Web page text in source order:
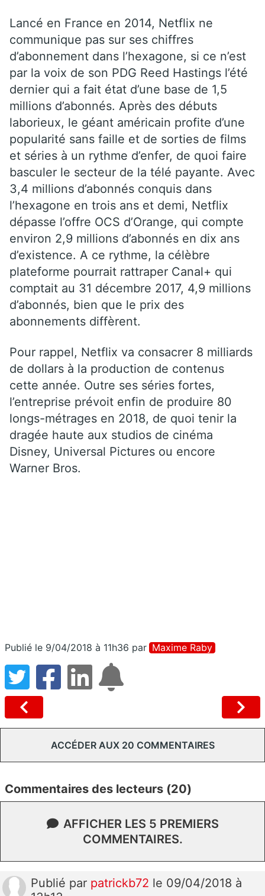
Lancé en France en 2014, Netflix ne
communique pas sur ses chiffres
d’abonnement dans l’hexagone, si ce n’est
par la voix de son PDG Reed Hastings l’été
dernier qui a fait état d’une base de 1,5
millions d’abonnés. Après des débuts
laborieux, le géant américain profite d’une
popularité sans faille et de sorties de films
et séries à un rythme d’enfer, de quoi faire
basculer le secteur de la télé payante. Avec
3,4 millions d’abonnés conquis dans
l’hexagone en trois ans et demi, Netflix
dépasse l’offre OCS d’Orange, qui compte
environ 2,9 millions d’abonnés en dix ans
d’existence. A ce rythme, la célèbre
plateforme pourrait rattraper Canal+ qui
comptait au 31 décembre 2017, 4,9 millions
d’abonnés, bien que le prix des
abonnements diffèrent.
Pour rappel, Netflix va consacrer 8 milliards
de dollars à la production de contenus
cette année. Outre ses séries fortes,
l’entreprise prévoit enfin de produire 80
longs-métrages en 2018, de quoi tenir la
dragée haute aux studios de cinéma
Disney, Universal Pictures ou encore
Warner Bros.
Publié le 9/04/2018 à 11h36 par Maxime Raby
ACCÉDER AUX 20 COMMENTAIRES
Commentaires des lecteurs (20)
AFFICHER LES 5 PREMIERS
COMMENTAIRES.
Publié par patrickb72 le 09/04/2018 à